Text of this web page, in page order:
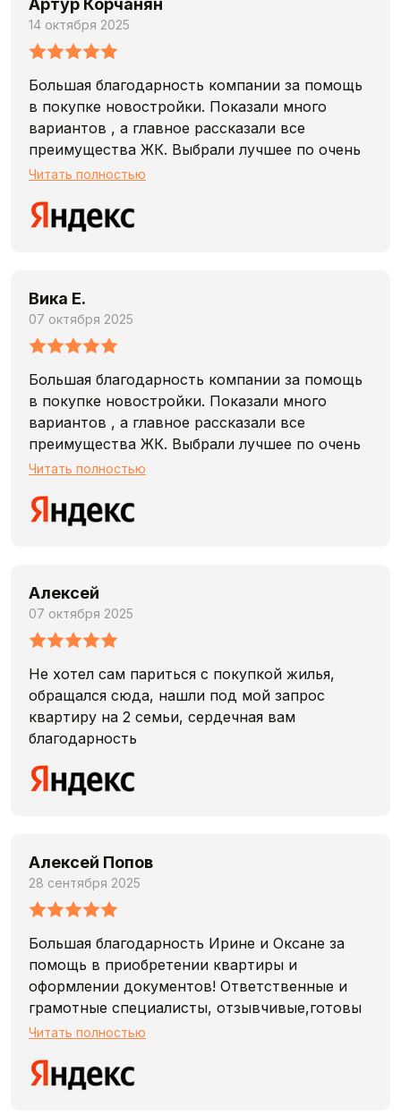
Артур Корчанян
14 октября 2025
Большая благодарность компании за помощь
в покупке новостройки. Показали много
вариантов , а главное рассказали все
преимущества ЖК. Выбрали лучшее по очень
привлекательной цене, а главное получили с
порадовала.
Спасибо за профессионализм.
Читать полностью
Вика Е.
07 октября 2025
Большая благодарность компании за помощь
в покупке новостройки. Показали много
вариантов , а главное рассказали все
преимущества ЖК. Выбрали лучшее по очень
привлекательной цене, а главное получили с
порадовала.
Спасибо за профессионализм.
Читать полностью
Алексей
07 октября 2025
Не хотел сам париться с покупкой жилья,
обращался сюда, нашли под мой запрос
квартиру на 2 семьи, сердечная вам
благодарность
Алексей Попов
28 сентября 2025
Большая благодарность Ирине и Оксане за
помощь в приобретении квартиры и
оформлении документов! Ответственные и
грамотные специалисты, отзывчивые,готовы
ответить на любые вопросы и за поддержку
побольше!!!
Читать полностью